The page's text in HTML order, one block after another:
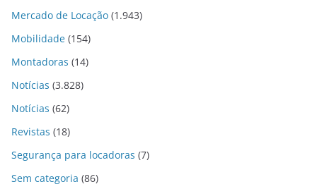
Mercado de Locação (1.943)
Mobilidade (154)
Montadoras (14)
Notícias (3.828)
Notícias (62)
Revistas (18)
Segurança para locadoras (7)
Sem categoria (86)